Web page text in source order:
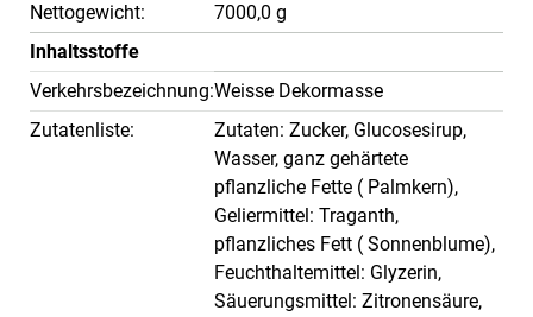
Nettogewicht:
7000,0 g
Inhaltsstoffe
Verkehrsbezeichnung:Weisse Dekormasse
Zutatenliste:
Zutaten: Zucker, Glucosesirup,
Wasser, ganz gehärtete
pflanzliche Fette ( Palmkern),
Geliermittel: Traganth,
pflanzliches Fett ( Sonnenblume),
Feuchthaltemittel: Glyzerin,
Säuerungsmittel: Zitronensäure,